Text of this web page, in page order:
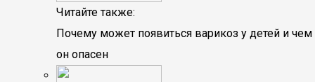
Читайте также:
Почему может появиться варикоз у детей и чем
он опасен